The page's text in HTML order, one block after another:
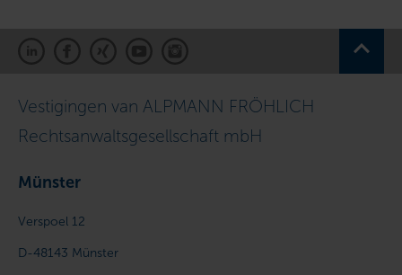
Vestigingen van ALPMANN FRÖHLICH
Rechtsanwaltsgesellschaft mbH
Münster
Verspoel 12
D-48143 Münster